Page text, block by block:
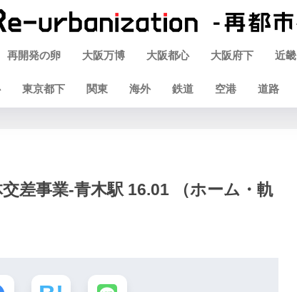
再開発の卵 大阪万博 大阪都心 大阪府下 近畿
東京都下 関東 海外 鉄道 空港 道路
差事業-青木駅 16.01 （ホーム・軌